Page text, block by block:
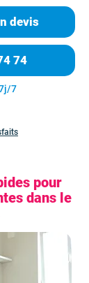
devis
74
7
pour
dans le